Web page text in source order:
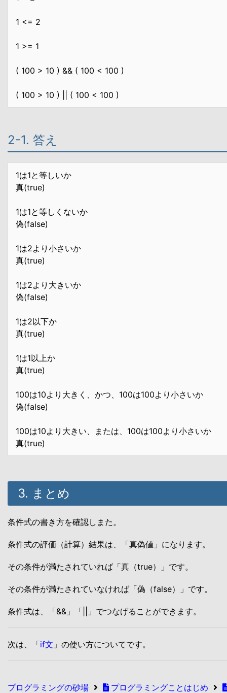
1 <= 2
1 >= 1
( 100 > 10 ) && ( 100 < 100 )
( 100 > 10 ) || ( 100 < 100 )
2-1. 答え
1は1と等しいか
真(true)
1は1と等しくないか
偽(false)
1は2より小さいか
真(true)
1は2より大きいか
偽(false)
1は2以下か
真(true)
1は1以上か
真(true)
100は10より大きく、かつ、100は100より小さいか
偽(false)
100は10より大きい、または、100は100より小さいか
真(true)
3. まとめ
条件式の書き方を確認しまた。
条件式の評価（計算）結果は、「真偽値」になります。
その条件が満たされていれば「真（true）」です。
その条件が満たされていなければ「偽（false）」です。
条件式は、「&&」「||」でつなげることができます。
次は、「if文 」の使い方についてです。
プログラミングの砂場
プログラミングことはじめ